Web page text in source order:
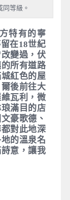
等級。
特有的寧
在18世紀
變過，伏
所有道路
紅色的屋
後前往大
瓦利，微
滿目的店
豪歌德、
對此地深
的溫泉名
意，讓我